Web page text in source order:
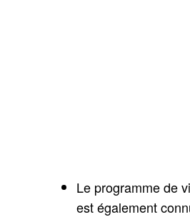
Le programme de
est également